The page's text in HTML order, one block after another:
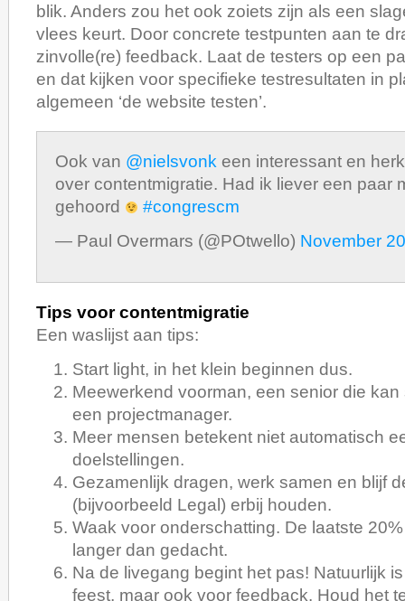
blik. Anders zou het ook zoiets zijn als een
vlees keurt. Door concrete testpunten aan te
zinvolle(re) feedback. Laat de testers op een
en dat kijken voor specifieke testresultaten in
algemeen ‘de website testen’.
Ook van @nielsvonk een interessant en
over contentmigratie. Had ik liever een paar
gehoord
#congrescm
— Paul Overmars (@POtwello) November
Tips voor contentmigratie
Een waslijst aan tips:
Start light, in het klein beginnen dus.
Meewerkend voorman, een senior die
een projectmanager.
Meer mensen betekent niet automatisch
doelstellingen.
Gezamenlijk dragen, werk samen en blijf
(bijvoorbeeld Legal) erbij houden.
Waak voor onderschatting. De laatste
langer dan gedacht.
Na de livegang begint het pas! Natuurlijk
feest, maar ook voor feedback. Houd het